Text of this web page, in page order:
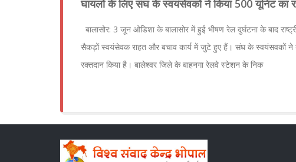
घायलों के लिए संघ के स्वयंसेवकों ने किया 500 यूनिट का
बालासोर: 3 जून ओडिशा के बालासोर में हुई भीषण रेल दुर्घटना के बाद
सैकड़ों स्वयंसेवक राहत और बचाव कार्य में जुटे हुए हैं। संघ के स्वयंसवकों ने
रक्तदान किया है। बालेश्वर जिले के बाहनगा रेलवे स्टेशन के निक